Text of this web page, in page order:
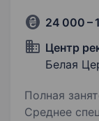
24 000 –
Центр
Белая
Полная
Среднее